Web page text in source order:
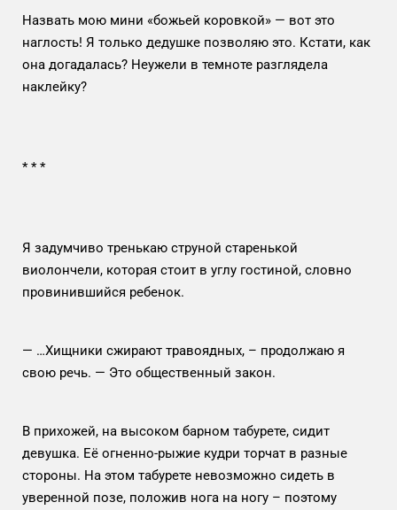
Назвать мою мини «божьей коровкой» — вот это
наглость! Я только дедушке позволяю это. Кстати, как
она догадалась? Неужели в темноте разглядела
наклейку?
* * *
Я задумчиво тренькаю струной старенькой
виолончели, которая стоит в углу гостиной, словно
провинившийся ребенок.
— …Хищники сжирают травоядных, – продолжаю я
свою речь. — Это общественный закон.
В прихожей, на высоком барном табурете, сидит
девушка. Её огненно-рыжие кудри торчат в разные
стороны. На этом табурете невозможно сидеть в
уверенной позе, положив нога на ногу – поэтому